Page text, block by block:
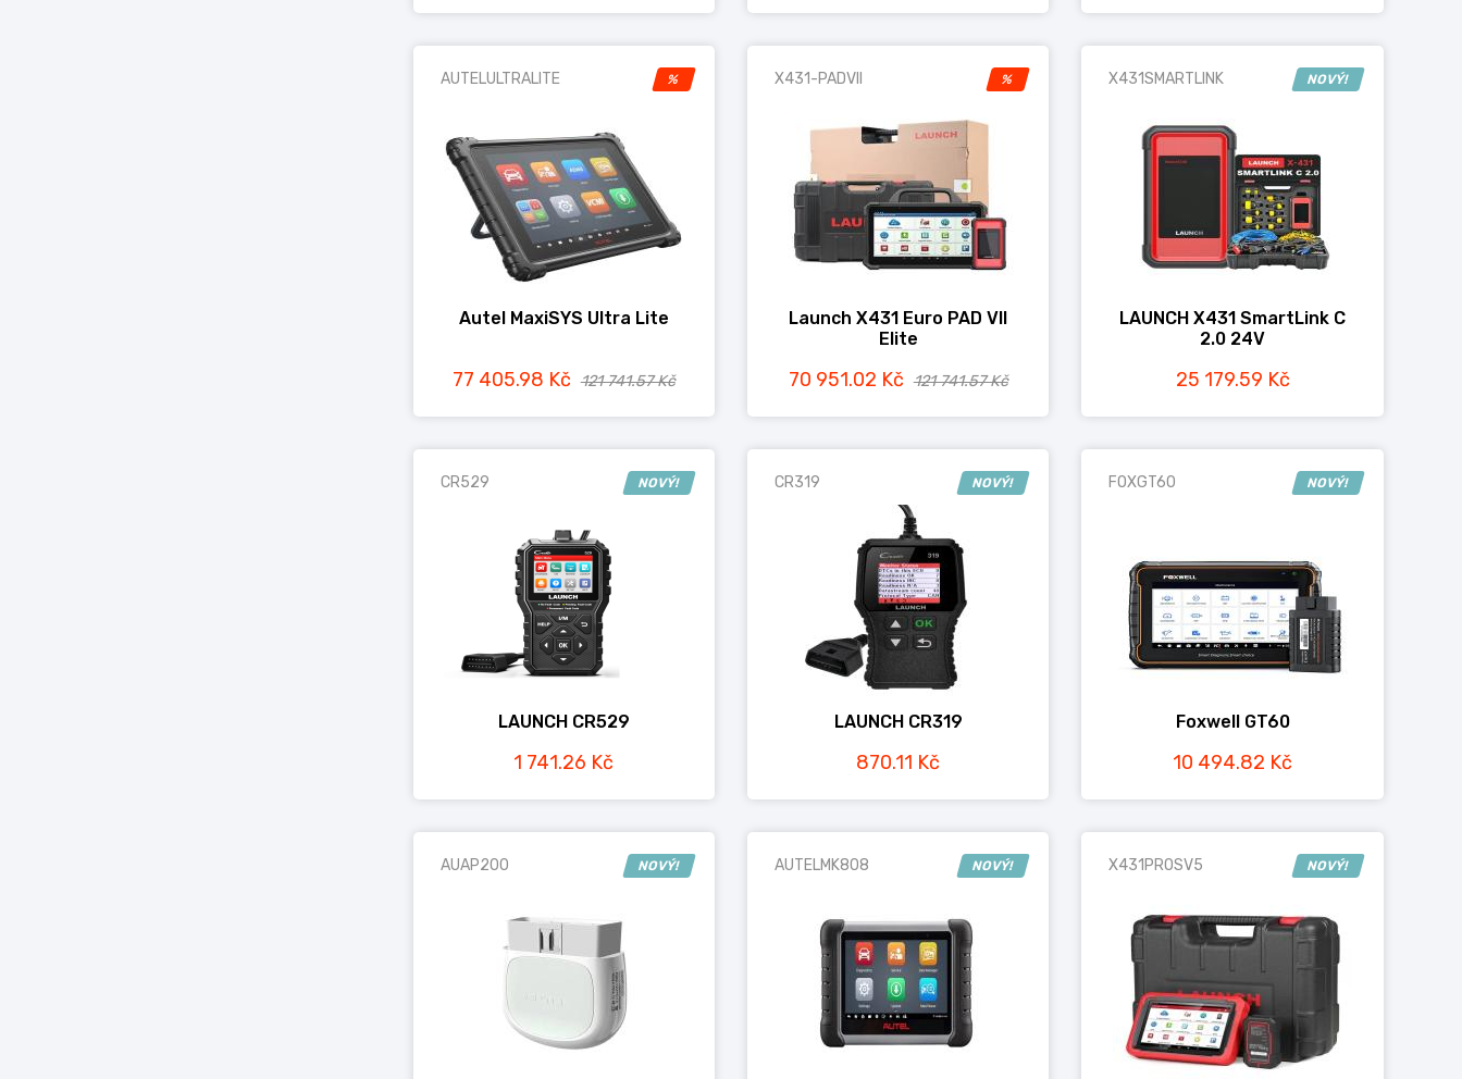
%
AUTELULTRALITE
Autel MaxiSYS Ultra Lite
77 405.98 Kč 121 741.57 Kč
%
X431-PADVII
Launch X431 Euro PAD VII
Elite
70 951.02 Kč 121 741.57 Kč
NOVÝ!
X431SMARTLINK
LAUNCH X431 SmartLink C
2.0 24V
25 179.59 Kč
NOVÝ!
CR529
LAUNCH CR529
1 741.26 Kč
NOVÝ!
CR319
LAUNCH CR319
870.11 Kč
NOVÝ!
FOXGT60
Foxwell GT60
10 494.82 Kč
NOVÝ!
AUAP200 NOVÝ!
AUTELMK808 NOVÝ!
X431PROSV5